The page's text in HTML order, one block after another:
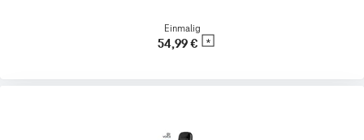
Einmalig
54,99 €